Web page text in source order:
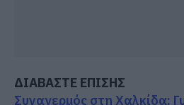
ΔΙΑΒΑΣΤΕ ΕΠΙΣΗΣ
Συναγερμός στη Χαλκίδα: